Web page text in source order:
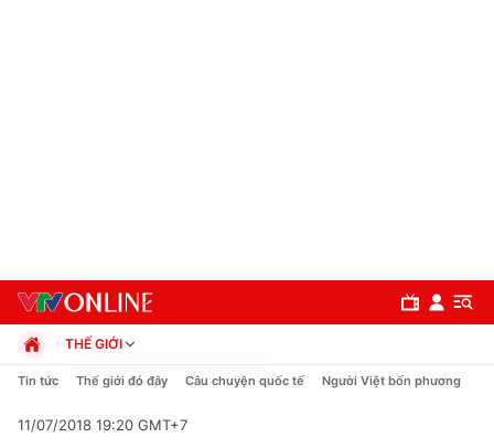
THẾ GIỚI
Chính trị
Pháp luật
Tin tức Thế giới đó đây Câu chuyện quốc tế Người Việt bốn phương
11/07/2018 19:20 GMT+7